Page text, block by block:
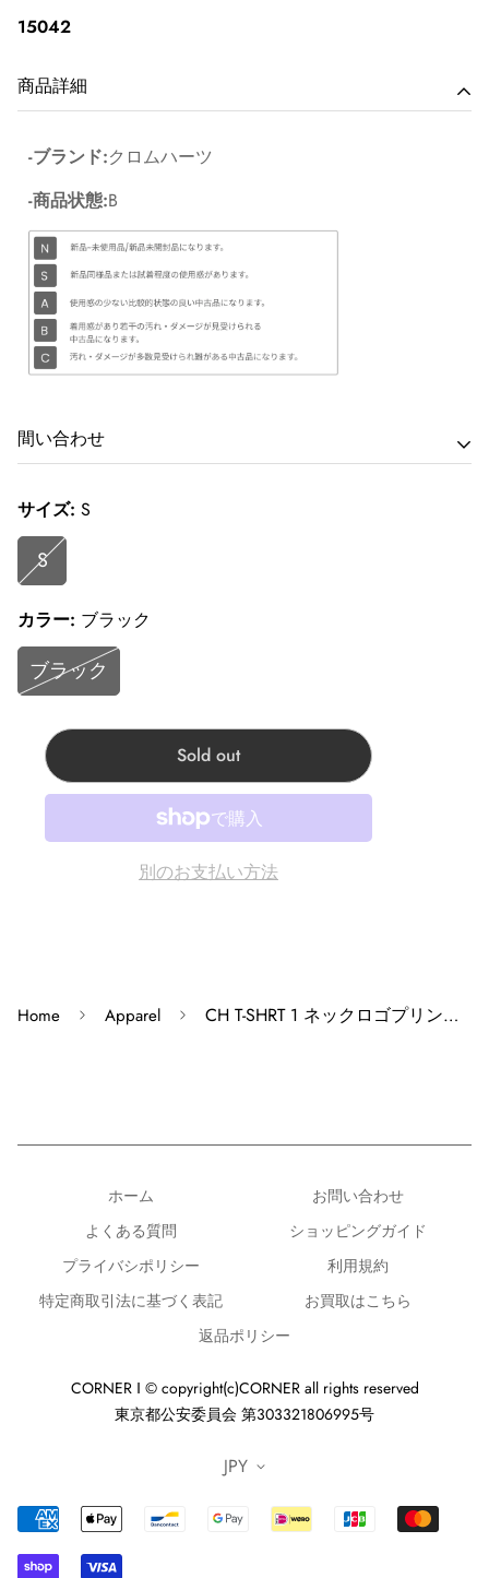
価
格
15042
商品詳細
-ブランド:クロムハーツ
-商品状態:B
間い合わせ
商品に関するお問い合わせは最寄りの店舗へご連絡下さ
い。
Corner Accessory原宿:東京都渋谷区神宫前4-28-14
Corner Chrome hearts 原宿:東京都渋谷区神宫前3-22-6
Corner Accessory心斎橋:大阪府大阪市中央区心斎橋筋1-2-
4
筋1-2-4
Corner Kobe神戸店:兵庫県神戸市中央区三宮町１丁目６
−24
※モニターの発色の具合によって実際の商品と色が異な
となりますため、予めご了承くださいませ。
る場合がございます。また、色指定は出来かねますので
ご了承ください。
※個体差がありますので、詳細はお問い合わせくださ
い。
サイズ: S
S
カラー: ブラック
ブラック
Sold out
別のお支払い方法
Home Apparel CH T-SHRT 1 ネックロゴプリントTシャツS
ホーム
お問い合わせ
よくある質問
ショッピングガイド
プライバシポリシー
利用規約
特定商取引法に基づく表記
お買取はこちら
返品ポリシー
CORNER ‖ © copyright(c)CORNER all rights reserved
東京都公安委員会 第303321806995号
JPY